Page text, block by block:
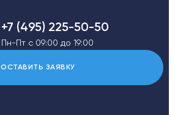
+7 (495) 225-50-50
Пн-Пт с 09:00 до 19:00
ОСТАВИТЬ ЗАЯВКУ